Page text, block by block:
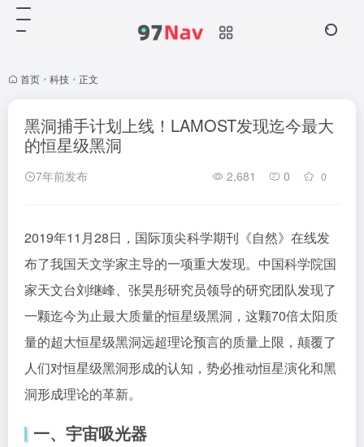
首页 • 科技 • 正文
黑洞捕手计划上线！LAMOST发现迄今最大
的恒星级黑洞
7年前发布 2,681 0 0
2019年11月28日，国际顶尖科学期刊《自然》在线发
布了我国天文学家主导的一项重大发现。中国科学院国
家天文台刘继峰、张昊彤研究员领导的研究团队发现了
一颗迄今为止最大质量的恒星级黑洞，这颗70倍太阳质
量的超大恒星级黑洞远超理论预言的质量上限，颠覆了
人们对恒星级黑洞形成的认知，势必推动恒星演化和黑
洞形成理论的革新。
一、宇宙吸光器